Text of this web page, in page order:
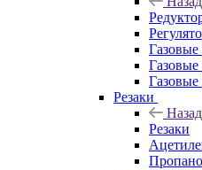
Резаки
Назад
Резаки